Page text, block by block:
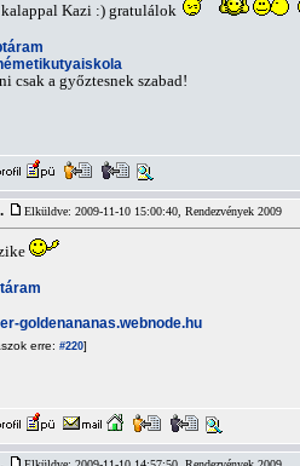
kalappal Kazi :) gratulálok
csak a győztesnek szabad!
Elküldve: 2009-11-10 15:00:40, Rendezvények 2009
goldenananas.webnode.hu
erre: #220]